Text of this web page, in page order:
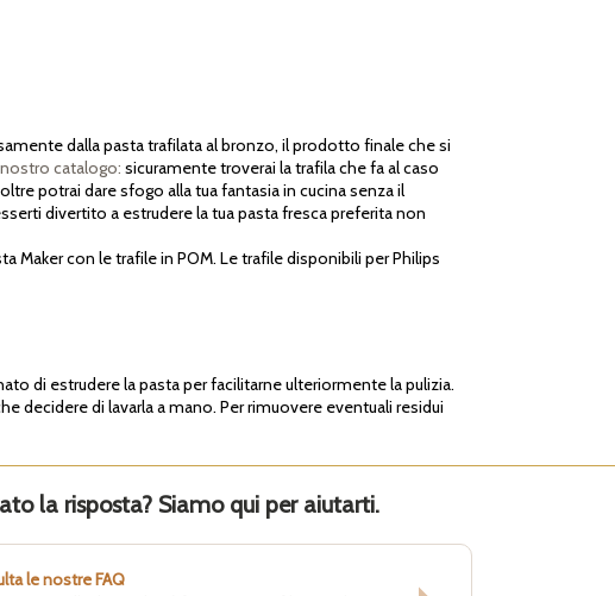
dalla pasta trafilata al bronzo, il prodotto finale che si
nostro catalogo: sicuramente troverai la trafila che fa al caso
potrai dare sfogo alla tua fantasia in cucina senza il
divertito a estrudere la tua pasta fresca preferita non
con le trafile in POM. Le trafile disponibili per Philips
di estrudere la pasta per facilitarne ulteriormente la pulizia.
decidere di lavarla a mano. Per rimuovere eventuali residui
la risposta? Siamo qui per aiutarti.
le nostre FAQ